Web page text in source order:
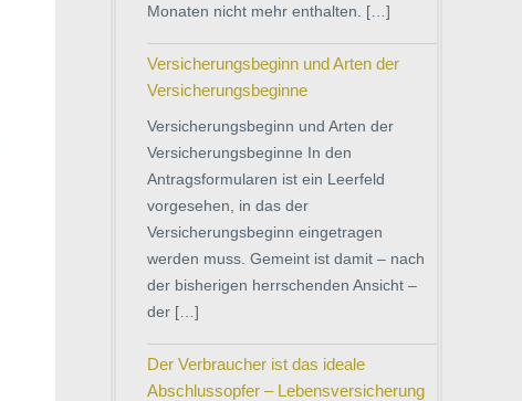
Monaten nicht mehr enthalten. […]
Versicherungsbeginn und Arten der
Versicherungsbeginne
Versicherungsbeginn und Arten der
Versicherungsbeginne In den
Antragsformularen ist ein Leerfeld
vorgesehen, in das der
Versicherungsbeginn eingetragen
werden muss. Gemeint ist damit – nach
der bisherigen herrschenden Ansicht –
der […]
Der Verbraucher ist das ideale
Abschlussopfer – Lebensversicherung